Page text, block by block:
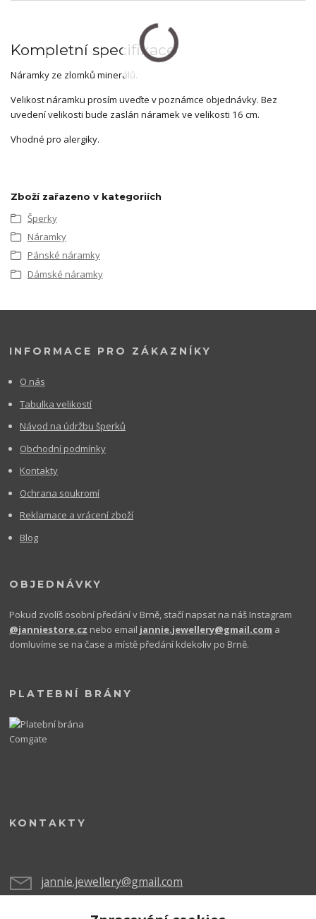
Kompletní specifikace
Náramky ze zlomků minerálů.
Velikost náramku prosím uveďte v poznámce objednávky. Bez
uvedení velikosti bude zaslán náramek ve velikosti 16 cm.
Vhodné pro alergiky.
Zboží zařazeno v kategoriích
Šperky
Náramky
Pánské náramky
Dámské náramky
INFORMACE PRO ZÁKAZNÍKY
O nás
Tabulka velikostí
Návod na údržbu šperků
Obchodní podmínky
Kontakty
Ochrana soukromí
Reklamace a vrácení zboží
Blog
OBJEDNÁVKY
Pokud zvolíš osobní předání v Brně, stačí napsat na náš Instagram
@janniestore.cz nebo email jannie.jewellery@gmail.com a
domluvíme se na čase a místě předání kdekoliv po Brně.
PLATEBNÍ BRÁNY
KONTAKTY
jannie.jewellery@gmail.com